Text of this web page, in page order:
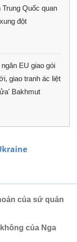
Trung Quốc quan
đột
EU giao gói
giao tranh ác liệt
Bakhmut
của sứ quán
của Nga